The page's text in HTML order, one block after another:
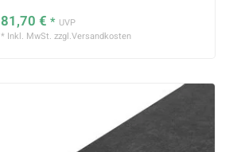
81,70 €* UVP
* Inkl. MwSt. zzgl.Versandkosten